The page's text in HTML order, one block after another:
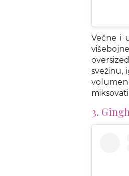
Večne i
svežinu,
volumen
3.